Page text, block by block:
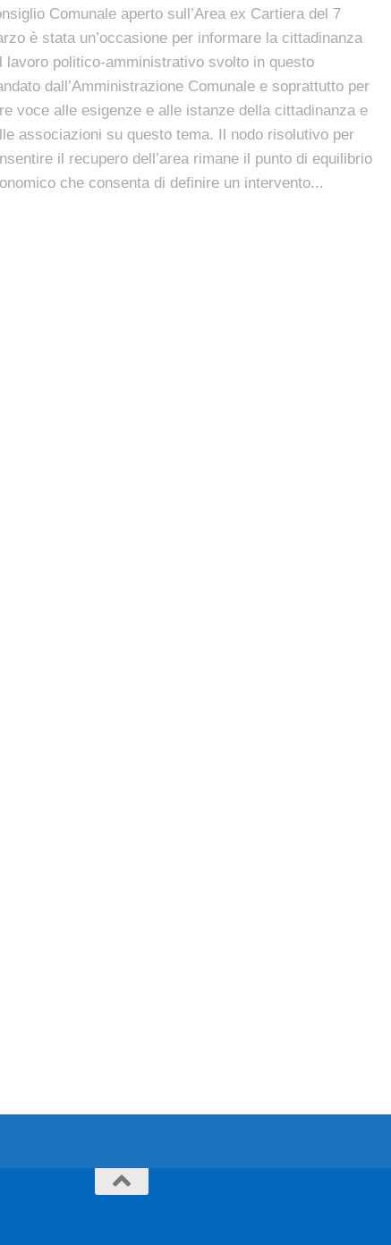
Comunale aperto sull’Area ex Cartiera del 7
è stata un’occasione per informare la cittadinanza
lavoro politico-amministrativo svolto in questo
dall’Amministrazione Comunale e soprattutto per
voce alle esigenze e alle istanze della cittadinanza e
associazioni su questo tema. Il nodo risolutivo per
il recupero dell’area rimane il punto di equilibrio
che consenta di definire un intervento...